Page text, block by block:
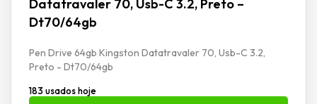
Datatravaler 70, Usb-C 3.2, Preto –
Dt70/64gb
Pen Drive 64gb Kingston Datatravaler 70, Usb-C 3.2,
Preto - Dt70/64gb
183 usados hoje